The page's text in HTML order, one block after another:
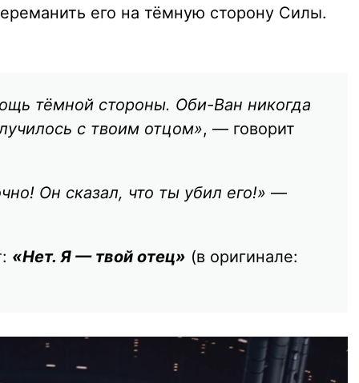
его на тёмную сторону Силы.
тёмной стороны. Оби-Ван никогда
с твоим отцом», — говорит
Он сказал, что ты убил его!» —
«Нет. Я — твой отец» (в оригинале: